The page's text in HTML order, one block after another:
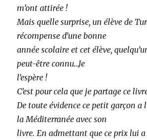
m’ont attirée !
Mais quelle surprise, un élève de
récompense d’une bonne
année scolaire et cet élève,
peut-être connu…Je
l’espère !
C’est pour cela que je partage ce
De toute évidence ce petit garçon a
la Méditerranée avec son
livre. En admettant que ce prix lui a